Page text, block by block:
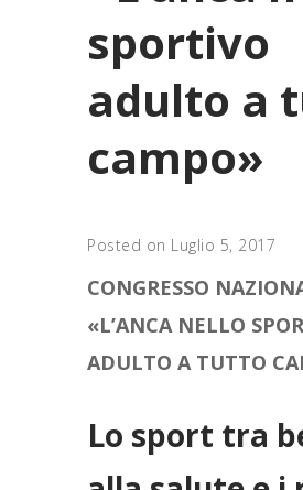
sportivo
adulto a
campo»
Posted on Luglio 5, 2017
CONGRESSO
«L’ANCA NELLO
ADULTO A TUTTO
Lo sport tra